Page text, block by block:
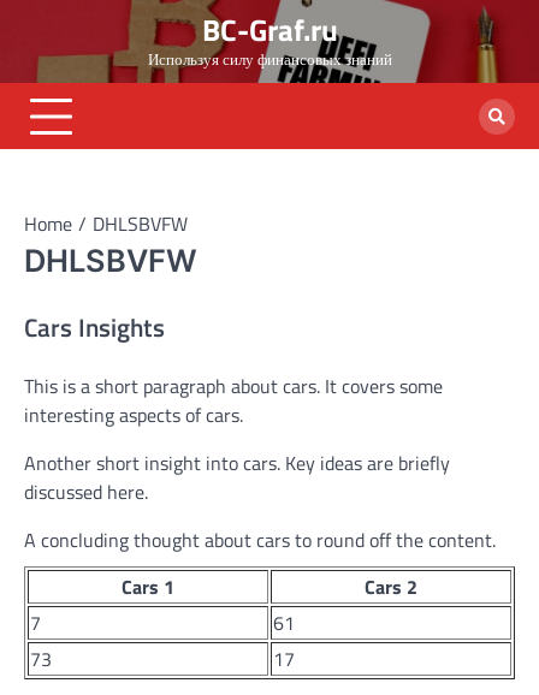
content
BC-Graf.ru
Используя силу финансовых знаний
Home DHLSBVFW
DHLSBVFW
Cars Insights
This is a short paragraph about cars. It covers some
interesting aspects of cars.
Another short insight into cars. Key ideas are briefly
discussed here.
A concluding thought about cars to round off the content.
Cars 1
Cars 2
7
61
73
17